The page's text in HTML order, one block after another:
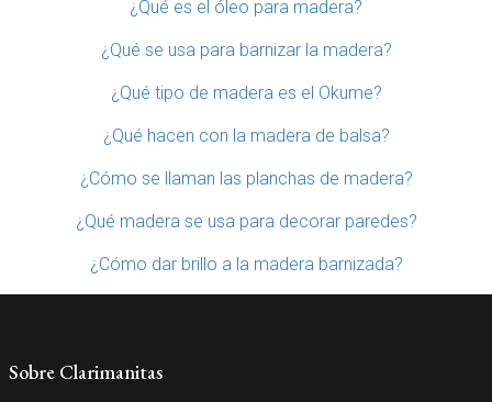
¿Qué es el óleo para madera?
¿Qué se usa para barnizar la madera?
¿Qué tipo de madera es el Okume?
¿Qué hacen con la madera de balsa?
¿Cómo se llaman las planchas de madera?
¿Qué madera se usa para decorar paredes?
¿Cómo dar brillo a la madera barnizada?
Sobre Clarimanitas